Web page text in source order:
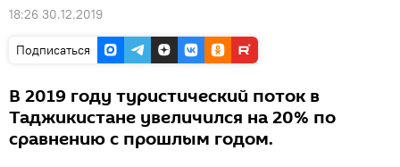
18:26 30.12.2019
Подписаться
В 2019 году туристический поток в
Таджикистане увеличился на 20% по
сравнению с прошлым годом.